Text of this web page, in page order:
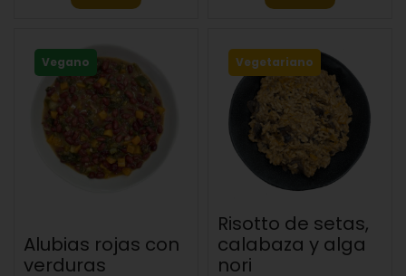
Vegano
Alubias rojas con
verduras
Vegetariano
Risotto de setas,
calabaza y alga
nori